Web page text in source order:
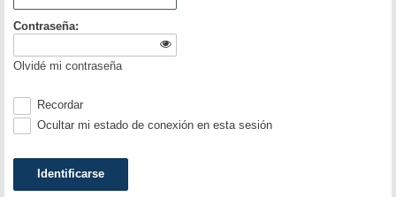
Contraseña:
Olvidé mi contraseña
Recordar
Ocultar mi estado de conexión en esta sesión